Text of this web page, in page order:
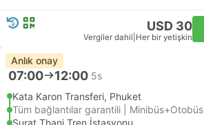
USD 30
Vergiler dahil Her bir yetişkin
Anlık onay
07:00 12:00 5s
Kata Karon Transferi, Phuket
Tüm bağlantılar garantili | Minibüs+Otobüs
Surat Thani Tren İstasyonu